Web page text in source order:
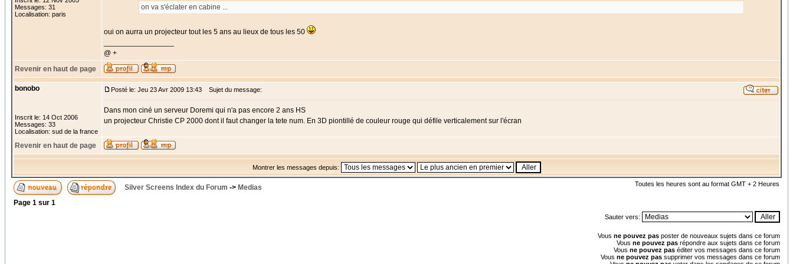
Messages: 31
Localisation: paris
on va s'éclater en cabine ...
oui on aurra un projecteur tout les 5 ans au lieux de tous les 50
@ +
Revenir en haut de page
bonobo
Inscrit le: 14 Oct 2006
Messages: 33
Localisation: sud de la france
Posté le: Jeu 23 Avr 2009 13:43 Sujet du message:
Dans mon ciné un serveur Doremi qui n'a pas encore 2 ans HS
un projecteur Christie CP 2000 dont il faut changer la tete num. En 3D piontillé de couleur rouge qui défile verticalement sur l'écran
Revenir en haut de page
Montrer les messages depuis:
Silver Screens Index du Forum -> Medias Toutes les heures sont au format GMT + 2 Heures
Page 1 sur 1
Sauter vers:
Vous ne pouvez pas poster de nouveaux sujets dans ce forum
Vous ne pouvez pas répondre aux sujets dans ce forum
Vous ne pouvez pas éditer vos messages dans ce forum
Vous ne pouvez pas supprimer vos messages dans ce forum